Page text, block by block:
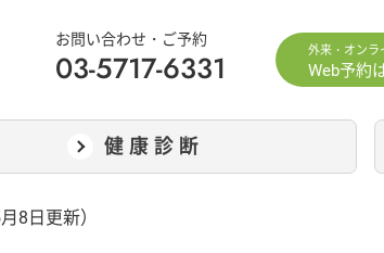
お問い合わせ・ご予約
03-5717-6331 外来・オンラ
Web予約
健康診断
8日更新）